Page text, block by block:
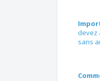
devez
sans